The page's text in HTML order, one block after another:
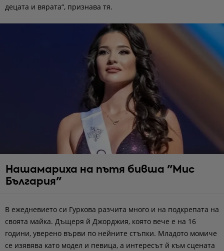
децата и вярата“, признава тя.
Нашамариха на пътя бивша "Мис
България"
В ежедневието си Гуркова разчита много и на подкрепата на
своята майка. Дъщеря й Джорджия, която вече е на 16
години, уверено върви по нейните стъпки. Младото момиче
се изявява като модел и певица, а интересът й към сцената